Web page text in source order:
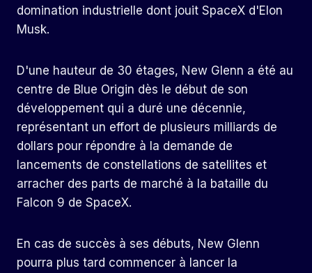
domination industrielle dont jouit SpaceX d'Elon
Musk.
D'une hauteur de 30 étages, New Glenn a été au
centre de Blue Origin dès le début de son
développement qui a duré une décennie,
représentant un effort de plusieurs milliards de
dollars pour répondre à la demande de
lancements de constellations de satellites et
arracher des parts de marché à la bataille du
Falcon 9 de SpaceX.
En cas de succès à ses débuts, New Glenn
pourra plus tard commencer à lancer la